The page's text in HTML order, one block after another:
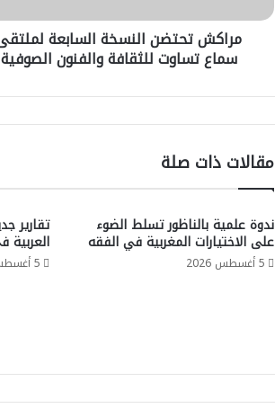
والفنون
الصوفيةمراكش تحتضن النسخة السابعة
سماع تساوت للثقافة والفنون الصوفية
مقالات ذات صلة
ندوة علمية بالناظور تسلط الضوء
على الاختيارات المغربية في الفقه
5 أغسطس 2026
تقارير
العربية
5 أغسطس 2026